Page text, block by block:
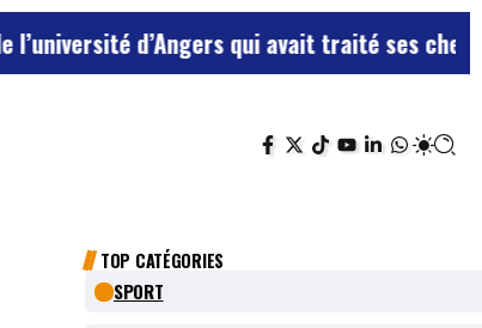
qui avait traité ses chefs de “chiens”
TOP CATÉGORIES
SPORT